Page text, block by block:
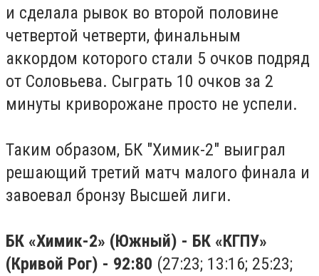
и сделала рывок во второй половине
четвертой четверти, финальным
аккордом которого стали 5 очков подряд
от Соловьева. Сыграть 10 очков за 2
минуты криворожане просто не успели.
Таким образом, БК "Химик-2" выиграл
решающий третий матч малого финала и
завоевал бронзу Высшей лиги.
БК «Химик-2» (Южный) - БК «КГПУ»
(Кривой Рог) - 92:80 (27:23; 13:16; 25:23;